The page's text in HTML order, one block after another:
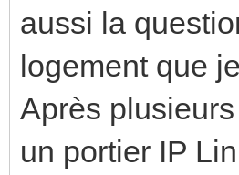
aussi la
logement que
Après
un portier IP